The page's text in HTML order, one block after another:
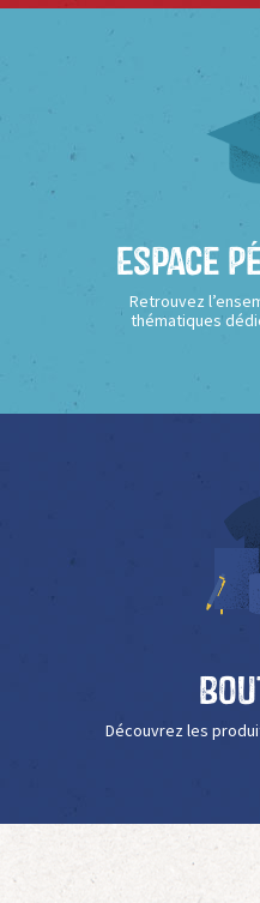
Espace
Retrouvez
thématiques
Découvrez les